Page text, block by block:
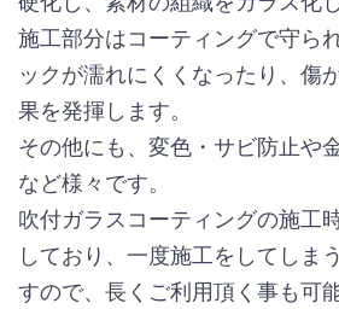
施工部分はコーティングで守ら
ックが濡れにくくなったり、傷
果を発揮します。
その他にも、変色・サビ防止や
など様々です。
吹付ガラスコーティングの施工
しており、一度施工をしてしま
すので、長くご利用頂く事も可能